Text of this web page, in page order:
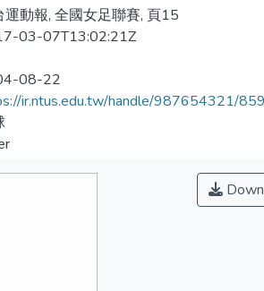
運動報, 全國女足聯賽, 頁15
03-07T13:02:21Z
08-22
ir.ntus.edu.tw/handle/987654321/